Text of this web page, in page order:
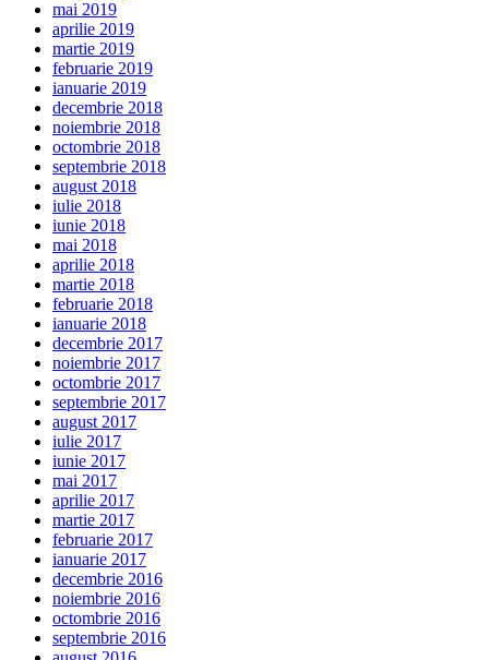
mai 2019
aprilie 2019
martie 2019
februarie 2019
ianuarie 2019
decembrie 2018
noiembrie 2018
octombrie 2018
septembrie 2018
august 2018
iulie 2018
iunie 2018
mai 2018
aprilie 2018
martie 2018
februarie 2018
ianuarie 2018
decembrie 2017
noiembrie 2017
octombrie 2017
septembrie 2017
august 2017
iulie 2017
iunie 2017
mai 2017
aprilie 2017
martie 2017
februarie 2017
ianuarie 2017
decembrie 2016
noiembrie 2016
octombrie 2016
septembrie 2016